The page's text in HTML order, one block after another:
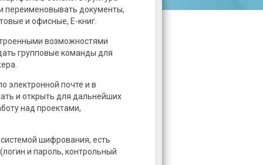
переименовывать документы,
и офисные, E-книг.
возможностями
групповые команды для
электронной почте и в
и открыть для дальнейших
над проектами,
шифрования, есть
и пароль, контрольный